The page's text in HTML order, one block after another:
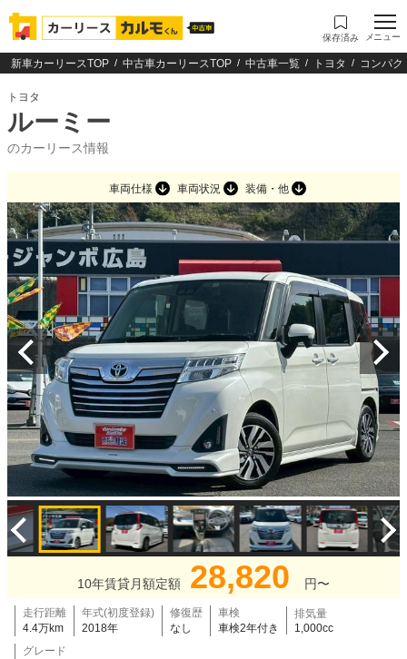
保存済み メニュー
新車カーリースTOP 中古車カーリースTOP 中古車一覧 トヨタ コンパク
トヨタ
ルーミー
のカーリース情報
車両仕様 車両状況 装備・他
10年賃貸月額定額 28,820 円〜
走行距離
4.4万km
年式(初度登録)
2018年
修復歴
なし
車検
車検2年付き
排気量
1,000cc
グレード